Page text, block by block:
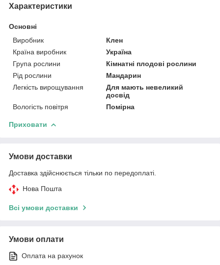
Характеристики
Основні
Виробник
Клен
Країна виробник
Україна
Група рослини
Кімнатні плодові рослини
Рід рослини
Мандарин
Легкість вирощування
Для мають невеликий
досвід
Вологість повітря
Помірна
Приховати
Умови доставки
Доставка здійснюється тільки по передоплаті.
Нова Пошта
Всі умови доставки
Умови оплати
Оплата на рахунок